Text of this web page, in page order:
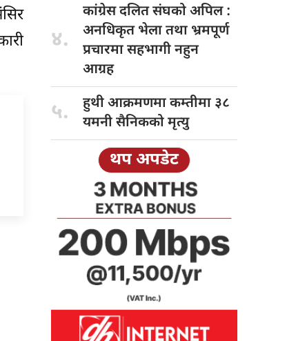
४.
कांग्रेस दलितसंघको अपिल :
अनधिकृत भेला तथा भ्रमपूर्ण
प्रचारमा सहभागी नहुन
आग्रह
५. हुथी आक्रमणमाकम्तीमा ३८
यमनी सैनिकको मृत्यु
थप अपडेट